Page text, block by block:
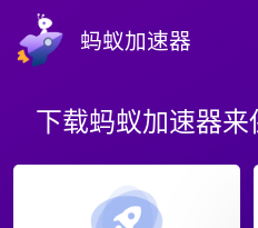
蚂蚁加速器
下载蚂蚁加速器